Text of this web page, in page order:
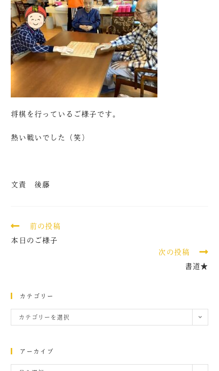
将棋を行っているご様子です。
熱い戦いでした（笑）
文責 後藤
前の投稿
本日のご様子
次の投稿
書道★
カテゴリー
カテゴリーを選択
アーカイブ